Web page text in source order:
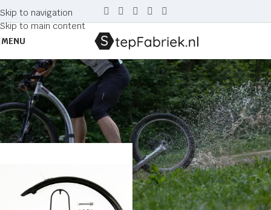
Skip to navigation
Skip to main content
MENU
trexx disc
Home Producten getagged “trexx disc”